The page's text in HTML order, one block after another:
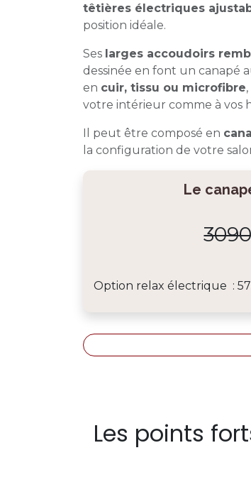
têtières électriques
position idéale.
Ses larges accoudoirs
dessinée en font un canapé
en cuir, tissu ou microfibre
votre intérieur comme à vos
Il peut être composé en
la configuration de votre
Le
Option relax électrique :
Les points